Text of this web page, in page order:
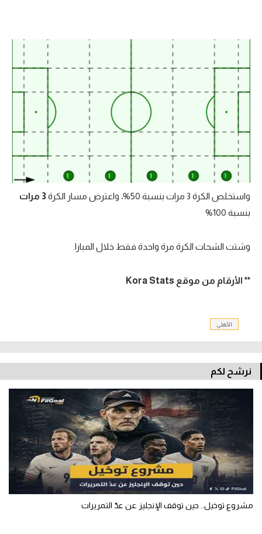
واستخلص الكرة 3 مرات بنسبة 50%، واعترض مسار الكرة
بنسبة 100%
وشتت الشحات الكرة مرة واحدة فقط خلال المبارا.
** الأرقام من موقع Kora Stats
الأهلي
نرشح لكم
مشروع توخيل.. حين توقف الإنجليز عن عدّ التمريرات